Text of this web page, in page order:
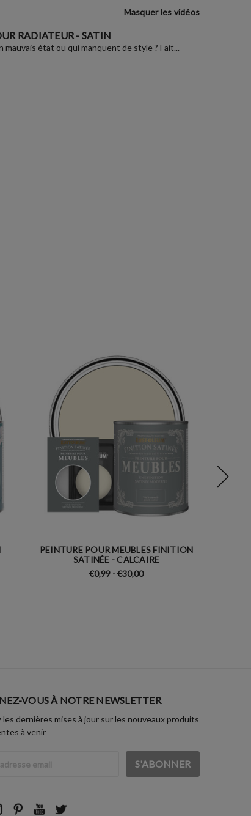
Masquer les vidéos
RADIATEUR - SATIN
mauvais état ou qui manquent de style ? Fait...
PEINTURE POUR MEUBLES FINITION
SATINÉE - CALCAIRE
€0,99 - €30,00
VOUS À NOTRE NEWSLETTER
les dernières mises à jour sur les nouveaux produits
à venir